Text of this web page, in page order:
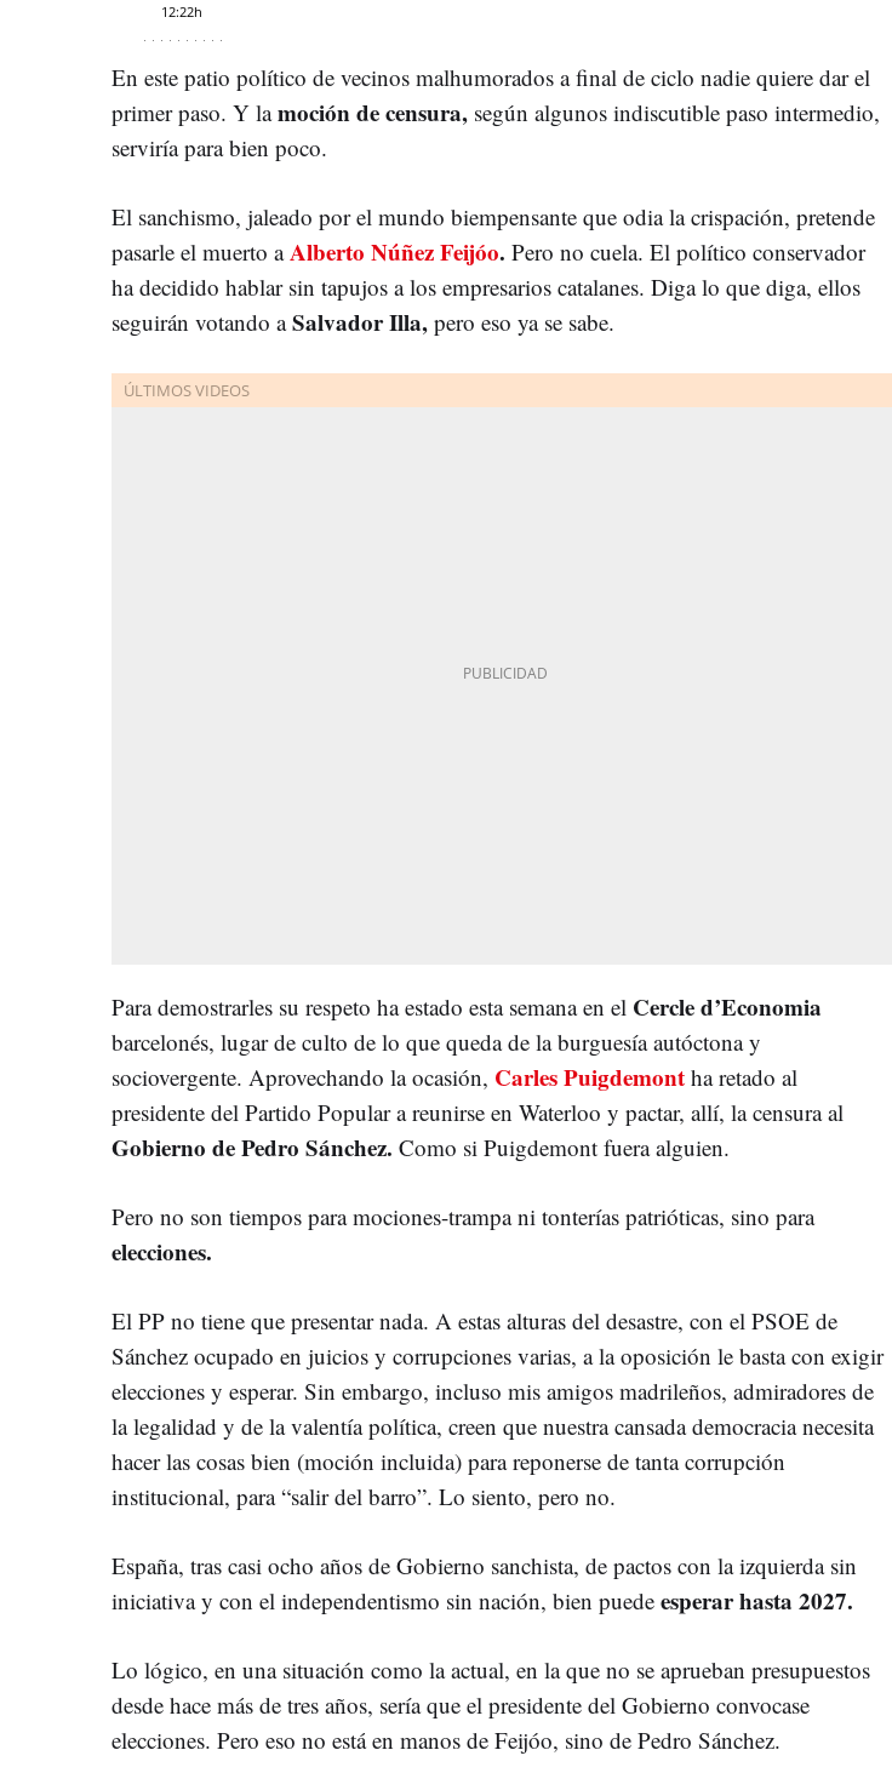
12:22h
En este patio político de vecinos malhumorados a final de ciclo nadie quiere dar el
primer paso. Y lamoción de censura, según algunos indiscutible paso intermedio,
serviría para bien poco.
El sanchismo, jaleado por el mundo biempensante que odia la crispación, pretende
pasarle el muerto aAlberto Núñez Feijóo. Pero no cuela. El político conservador
ha decidido hablar sin tapujos a los empresarios catalanes. Diga lo que diga, ellos
seguirán votando aSalvador Illa, pero eso ya se sabe.
Para demostrarles su respeto ha estado esta semana en el Cercle d’Economia
barcelonés, lugar de culto de lo que queda de la burguesía autóctona y
sociovergente. Aprovechando la ocasión, Carles Puigdemont ha retado al
presidente del Partido Popular a reunirse en Waterloo y pactar, allí, la censura al
Gobierno de Pedro Sánchez. Como si Puigdemont fuera alguien.
Pero no son tiempos para mociones-trampa ni tonterías patrióticas, sino para
elecciones.
El PP no tiene que presentar nada. A estas alturas del desastre, con el PSOE de
Sánchez ocupado en juicios y corrupciones varias, a la oposición le basta con exigir
elecciones y esperar. Sin embargo, incluso mis amigos madrileños, admiradores de
la legalidad y de la valentía política, creen que nuestra cansada democracia necesita
hacer las cosas bien (moción incluida) para reponerse de tanta corrupción
institucional, para “salir del barro”. Lo siento, pero no.
España, tras casi ocho años de Gobierno sanchista, de pactos con la izquierda sin
iniciativa y con el independentismo sin nación, bien puede esperar hasta 2027.
Lo lógico, en una situación como la actual, en la que no se aprueban presupuestos
desde hace más de tres años, sería que el presidente del Gobierno convocase
elecciones. Pero eso no está en manos de Feijóo, sino de Pedro Sánchez.